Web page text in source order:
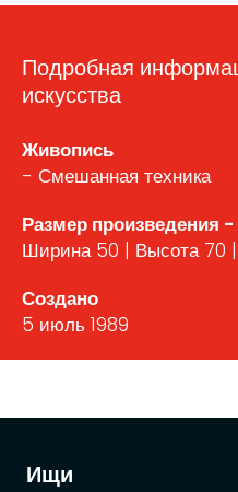
Ищи
Подробная
искусства
Живопись
- Смешанная техника
Размер произведения -
Ширина 50 | Высота 70
Создано
5 июль 1989